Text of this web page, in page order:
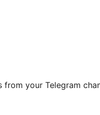
your Telegram